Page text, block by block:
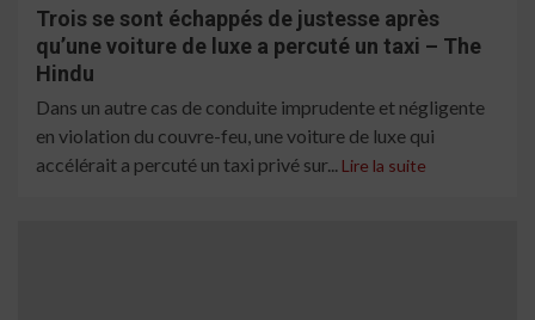
Trois se sont échappés de justesse après
qu’une voiture de luxe a percuté un taxi – The
Hindu
Dans un autre cas de conduite imprudente et négligente
en violation du couvre-feu, une voiture de luxe qui
accélérait a percuté un taxi privé sur... Lire la suite